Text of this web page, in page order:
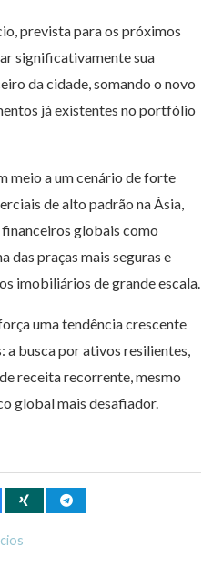
prevista para os próximos
significativamente sua
da cidade, somando o novo
já existentes no portfólio
meio a um cenário de forte
de alto padrão na Ásia,
globais como
das praças mais seguras e
imobiliários de grande escala.
uma tendência crescente
a busca por ativos resilientes,
receita recorrente, mesmo
global mais desafiador.